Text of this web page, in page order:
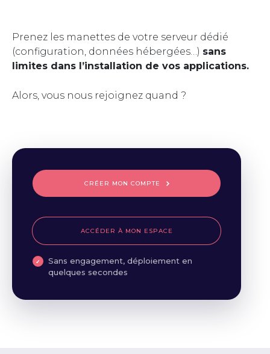
Prenez les manettes de votre serveur dédié
(configuration, données hébergées…) sans
limites dans l’installation de vos applications.
Alors, vous nous rejoignez quand ?
CRÉER MON COMPTE
ACCÉDER À MON ESPACE
Sans engagement, déploiement en
quelques secondes